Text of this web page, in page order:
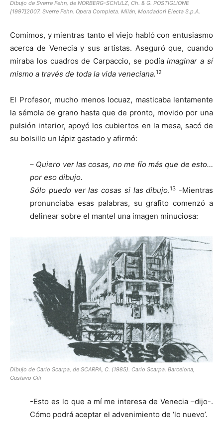
Dibujo de Sverre Fehn, de NORBERG-SCHULZ, Ch. & G. POSTIGLIONE
[1997]2007. Sverre Fehn. Opera Completa. Milán, Mondadori Electa S.p.A.
Comimos, y mientras tanto el viejo habló con entusiasmo
acerca de Venecia y sus artistas. Aseguró que, cuando
miraba los cuadros de Carpaccio, se podíaimaginar a sí
mismo a través de toda la vida veneciana.12
El Profesor, mucho menos locuaz, masticaba lentamente
la sémola de grano hasta que de pronto, movido por una
pulsión interior, apoyó los cubiertos en la mesa, sacó de
su bolsillo un lápiz gastado y afirmó:
– Quiero ver las cosas, no me fío más que de esto…
por eso dibujo.
Sólo puedo ver las cosas si las dibujo.13 -Mientras
pronunciaba esas palabras, su grafito comenzó a
delinear sobre el mantel una imagen minuciosa:
Dibujo de Carlo Scarpa, de SCARPA, C. (1985). Carlo Scarpa. Barcelona,
Gustavo Gili
-Esto es lo que a mí me interesa de Venecia –dijo-.
Cómo podrá aceptar el advenimiento de ‘lo nuevo’.